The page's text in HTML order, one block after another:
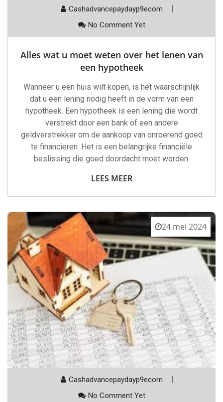
Cashadvancepaydayp9ecom
No Comment Yet
Alles wat u moet weten over het lenen van
een hypotheek
Wanneer u een huis wilt kopen, is het waarschijnlijk
dat u een lening nodig heeft in de vorm van een
hypotheek. Een hypotheek is een lening die wordt
verstrekt door een bank of een andere
geldverstrekker om de aankoop van onroerend goed
te financieren. Het is een belangrijke financiële
beslissing die goed doordacht moet worden.
LEES MEER
24 mei 2024
Cashadvancepaydayp9ecom
No Comment Yet